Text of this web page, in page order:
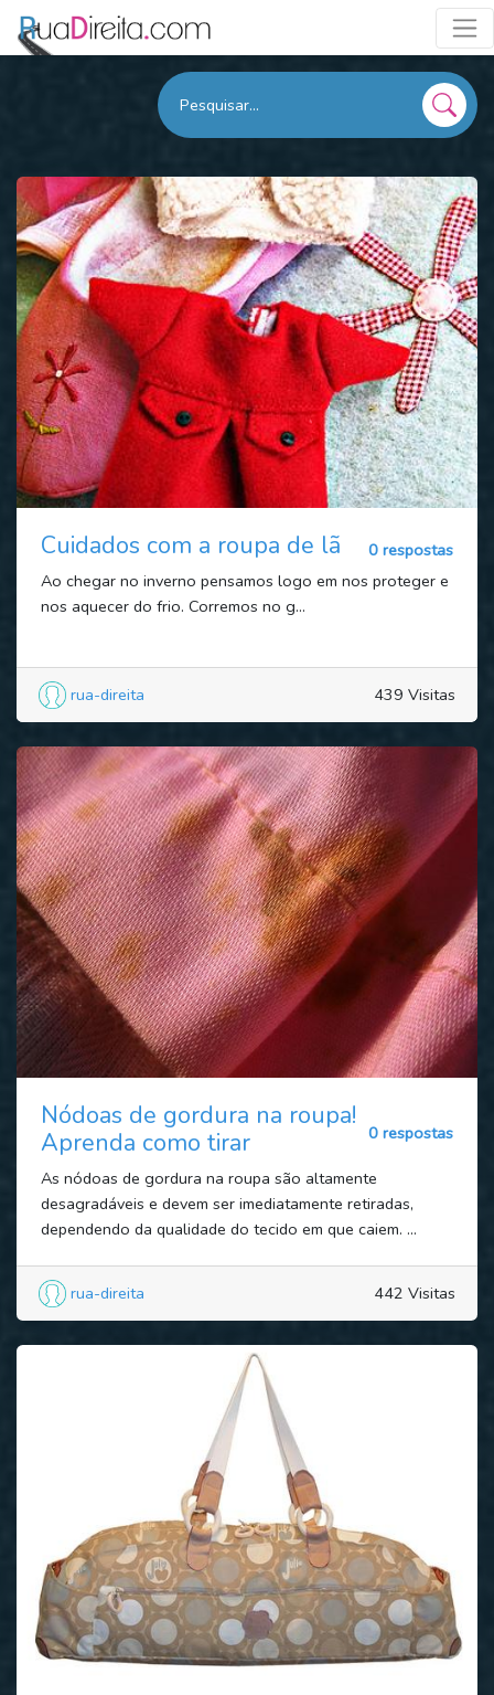
Cuidados com a roupa de lã
0 respostas
Ao chegar no inverno pensamos logo em nos proteger e
nos aquecer do frio. Corremos no g...
rua-direita 439 Visitas
Nódoas de gordura na roupa!
Aprenda como tirar
0 respostas
As nódoas de gordura na roupa são altamente
desagradáveis e devem ser imediatamente retiradas,
dependendo da qualidade do tecido em que caiem. ...
rua-direita 442 Visitas